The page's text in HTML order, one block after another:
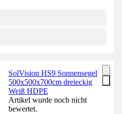
SolVision HS9 Sonnensegel
500x500x700cm dreieckig
Weiß HDPE
Artikel wurde noch nicht
bewertet.